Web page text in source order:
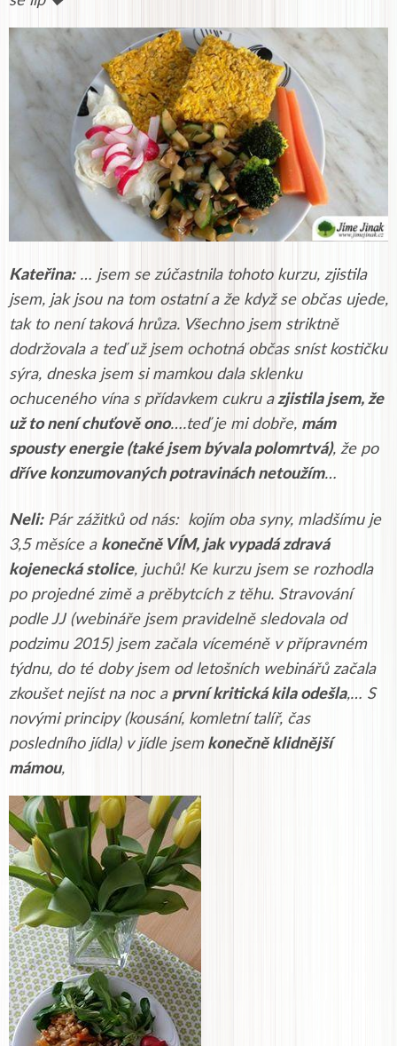
Kateřina:… jsem se zúčastnila tohoto kurzu, zjistila
jsem, jak jsou na tom ostatní a že když se občas ujede,
tak to není taková hrůza. Všechno jsem striktně
dodržovala a teď už jsem ochotná občas sníst kostičku
sýra, dneska jsem si mamkou dala sklenku
ochuceného vína s přídavkem cukru azjistila jsem, že
už to není chuťově ono….teď je mi dobře, mám
spousty energie (také jsem bývala polomrtvá), že po
dříve konzumovaných potravinách netoužím…
Neli:Pár zážitků od nás: kojím oba syny, mladšímu je
3,5 měsíce a konečně VÍM, jak vypadá zdravá
kojenecká stolice, juchů! Ke kurzu jsem se rozhodla
po projedné zimě a prěbytcích z těhu. Stravování
podle JJ (webináře jsem pravidelně sledovala od
podzimu 2015) jsem začala víceméně v přípravném
týdnu, do té doby jsem od letošních webinářů začala
zkoušet nejíst na noc a první kritická kila odešla,… S
novými principy (kousání, komletní talíř, čas
posledního jídla) v jídle jsemkonečně klidnější
mámou,